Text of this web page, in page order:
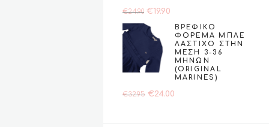
€24.90 Original
price
was:
€24.90.
€19.90
τρέχουσα
τιμή
είναι:
€19.90.
ΒΡΕΦΙΚΌ
ΦΌΡΕΜΑ ΜΠΛΕ
ΛΆΣΤΙΧΟ ΣΤΗΝ
ΜΈΣΗ 3-36
ΜΗΝΏΝ
(ORIGINAL
MARINES)
€32.95 Original
€24.00